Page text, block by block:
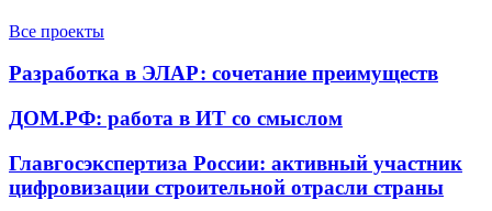
Все проекты
Разработка в ЭЛАР: сочетание преимуществ
ДОМ.РФ: работа в ИТ со смыслом
Главгосэкспертиза России: активный участник
цифровизации строительной отрасли страны